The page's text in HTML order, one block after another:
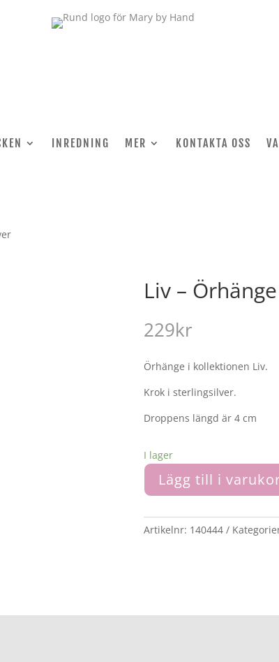
INREDNING MER KONTAKTA OSS
Liv –
229kr
Örhänge i kollektionen Liv.
Krok i sterlingsilver.
Droppens längd är 4 cm
I lager
Lägg till i
Artikelnr: 140444